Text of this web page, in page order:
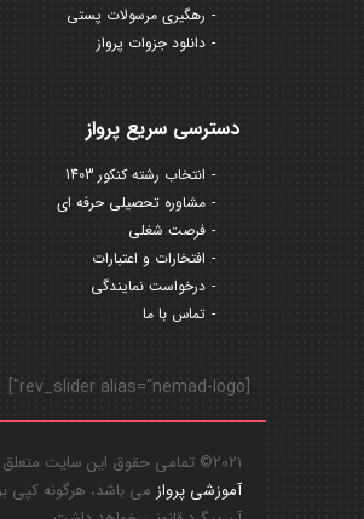
رهگیری مرسولات پستی
دانلود جزوات پرواز
دسترسی سریع پرواز
انتخاب رشته کنکور 1403
مشاوره تحصیلی حرفه ای
فرصت شغلی
افتخارات و اعتبارات
درخواست نمایندگی
تماس با ما
[rev_slider alias="nemad-logo"]
2021© تمامی حقوق این سایت متعلق به
آموزشی پرواز می باشد، هرگونه کپی